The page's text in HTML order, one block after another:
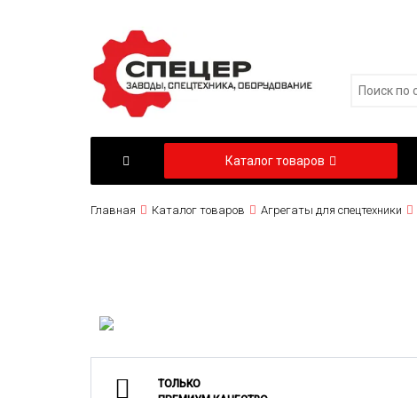
Каталог товаров
Главная Каталог товаров Агрегаты для спецтехники
ТОЛЬКО